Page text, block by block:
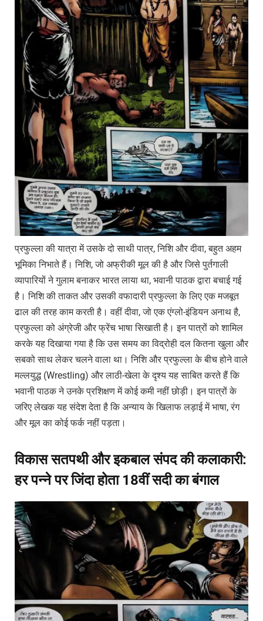
प्रफुल्ला की यात्रा में उसके दो साथी पात्र, निशि और दीवा, बहुत अहम
भूमिका निभाते हैं। निशि, जो अफ्रीकी मूल की है और जिसे पुर्तगाली
व्यापारियों ने गुलाम बनाकर भारत लाया था, भवानी पाठक द्वारा बचाई गई
है। निशि की ताकत और उसकी वफादारी प्रफुल्ला के लिए एक मजबूत
ढाल की तरह काम करती है। वहीं दीवा, जो एक एंग्लो-इंडियन अनाथ है,
प्रफुल्ला को अंग्रेजी और फ्रेंच भाषा सिखाती है। इन पात्रों को शामिल
करके यह दिखाया गया है कि उस समय का विद्रोही दल कितना खुला और
सबको साथ लेकर चलने वाला था। निशि और प्रफुल्ला के बीच होने वाले
मल्लयुद्ध (Wrestling) और लाठी-खेला के दृश्य यह साबित करते हैं कि
भवानी पाठक ने उनके प्रशिक्षण में कोई कमी नहीं छोड़ी। इन पात्रों के
जरिए लेखक यह संदेश देता है कि अन्याय के खिलाफ लड़ाई में भाषा, रंग
और मूल का कोई फर्क नहीं पड़ता।
विकास सतपथी और इकबाल संपद की कलाकारी:
हर पन्ने पर जिंदा होता 18वीं सदी का बंगाल